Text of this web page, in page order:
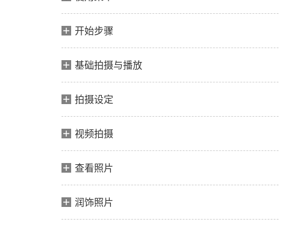
开始步骤
基础拍摄与播放
拍摄设定
视频拍摄
查看照片
润饰照片